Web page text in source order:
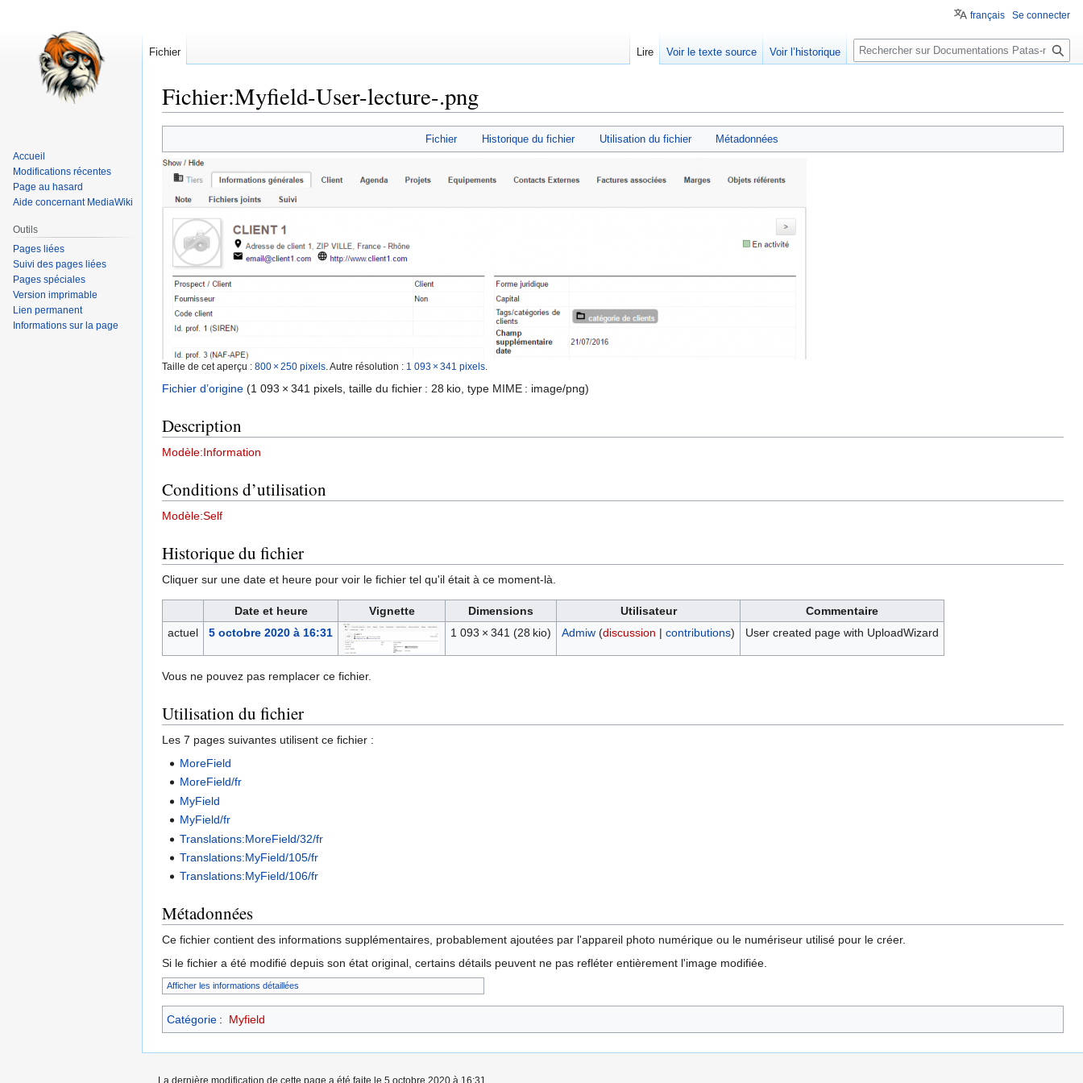
Fichier:Myfield-User-lecture-.png
à
la
navigation
à
la
recherche
Fichier Historique du fichier Utilisation du fichier Métadonnées
Taille de cet aperçu : 800 × 250 pixels Autre résolution : 1 093 × 341 pixels
Fichier d’origine (1 093 × 341 pixels, taille du fichier : 28 kio, type MIME : image/png)
Description
Modèle:Information
Conditions d’utilisation
Modèle:Self
Historique du fichier
Cliquer sur une date et heure pour voir le fichier tel qu'il était à ce moment-là.
Date et heure Vignette Dimensions Utilisateur
Commentaire
actuel
5 octobre 2020 à 16:31 1 093 × 341 (28 kio) Admiw (discussion | contributions) User created page with UploadWizard
Vous ne pouvez pas remplacer ce fichier.
Utilisation du fichier
Les 7 pages suivantes utilisent ce fichier :
MoreField
MoreField/fr
MyField
MyField/fr
Translations:MoreField/32/fr
Translations:MyField/105/fr
Translations:MyField/106/fr
Métadonnées
Ce fichier contient des informations supplémentaires, probablement ajoutées par l'appareil photo numérique ou le numériseur utilisé pour le créer.
Si le fichier a été modifié depuis son état original, certains détails peuvent ne pas refléter entièrement l'image modifiée.
Afficher les informations détaillées
Catégorie : Myfield
français Se connecter
Fichier Lire Voir le texte source Voir l’historique
Rechercher
Accueil
Modifications récentes
Page au hasard
Aide concernant MediaWiki
Outils
Pages liées
Suivi des pages liées
Pages spéciales
Version imprimable
Lien permanent
Informations sur la page